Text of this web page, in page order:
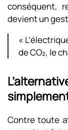
conséquent,
devient un
«
de CO₂, le
Contre toute